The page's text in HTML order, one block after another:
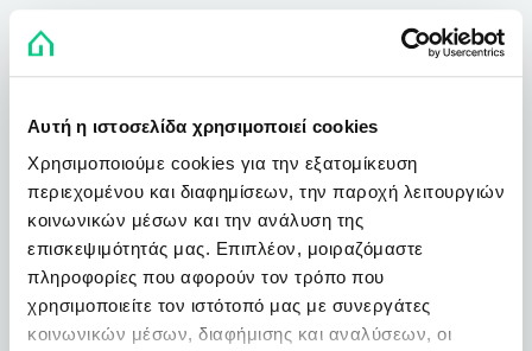
Αυτή η ιστοσελίδα χρησιμοποιεί cookies
Χρησιμοποιούμε cookies για την εξατομίκευση
περιεχομένου και διαφημίσεων, την παροχή λειτουργιών
κοινωνικών μέσων και την ανάλυση της
επισκεψιμότητάς μας. Επιπλέον, μοιραζόμαστε
πληροφορίες που αφορούν τον τρόπο που
χρησιμοποιείτε τον ιστότοπό μας με συνεργάτες
κοινωνικών μέσων, διαφήμισης και αναλύσεων, οι